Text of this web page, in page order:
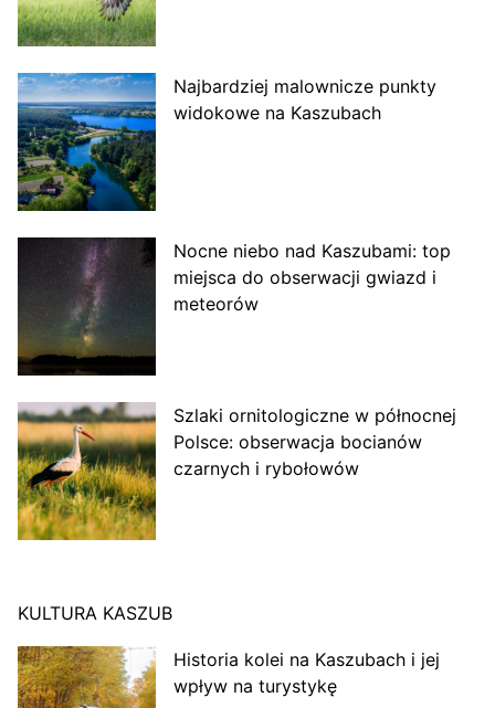
Najbardziej malownicze punkty
widokowe na Kaszubach
Nocne niebo nad Kaszubami: top
miejsca do obserwacji gwiazd i
meteorów
Szlaki ornitologiczne w północnej
Polsce: obserwacja bocianów
czarnych i rybołowów
KULTURA KASZUB
Historia kolei na Kaszubach i jej
wpływ na turystykę